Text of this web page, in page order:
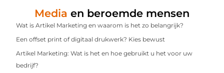
Media en beroemde mensen
Wat is Artikel Marketing en waarom is het zo belangrijk?
Een offset print of digitaal drukwerk? Kies bewust
Artikel Marketing: Wat is het en hoe gebruikt u het voor uw
bedrijf?